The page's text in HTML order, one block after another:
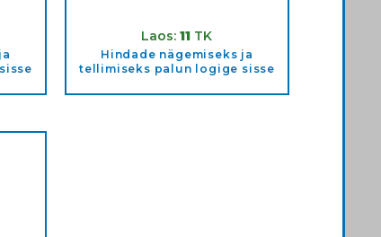
Laos:11 TK
Hindade nägemiseks ja
tellimiseks palun logige sisse